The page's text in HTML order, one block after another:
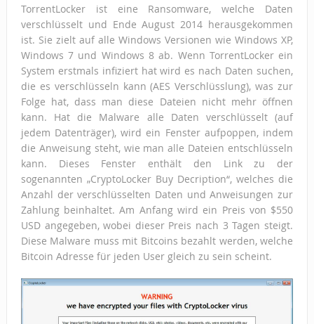
TorrentLocker ist eine Ransomware, welche Daten
verschlüsselt und Ende August 2014 herausgekommen
ist. Sie zielt auf alle Windows Versionen wie Windows XP,
Windows 7 und Windows 8 ab. Wenn TorrentLocker ein
System erstmals infiziert hat wird es nach Daten suchen,
die es verschlüsseln kann (AES Verschlüsslung), was zur
Folge hat, dass man diese Dateien nicht mehr öffnen
kann. Hat die Malware alle Daten verschlüsselt (auf
jedem Datenträger), wird ein Fenster aufpoppen, indem
die Anweisung steht, wie man alle Dateien entschlüsseln
kann. Dieses Fenster enthält den Link zu der
sogenannten „CryptoLocker Buy Decription“, welches die
Anzahl der verschlüsselten Daten und Anweisungen zur
Zahlung beinhaltet. Am Anfang wird ein Preis von $550
USD angegeben, wobei dieser Preis nach 3 Tagen steigt.
Diese Malware muss mit Bitcoins bezahlt werden, welche
Bitcoin Adresse für jeden User gleich zu sein scheint.